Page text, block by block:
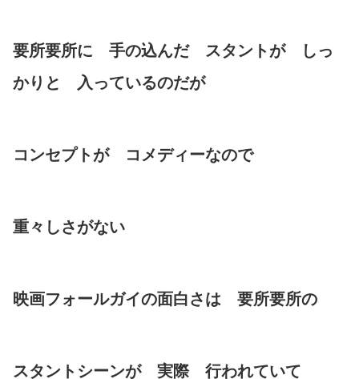
要所要所に 手の込んだ スタントが しっ
かりと 入っているのだが
コンセプトが コメディーなので
重々しさがない
映画フォールガイの面白さは 要所要所の
スタントシーンが 実際 行われていて